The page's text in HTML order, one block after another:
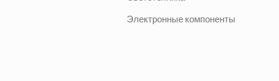
Электронные компоненты